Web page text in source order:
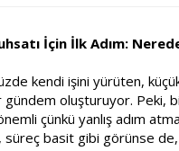
İçin İlk Adım:
kendi işini yürüten,
gündem oluşturuyor. Peki,
çünkü yanlış adım
süreç basit gibi görünse